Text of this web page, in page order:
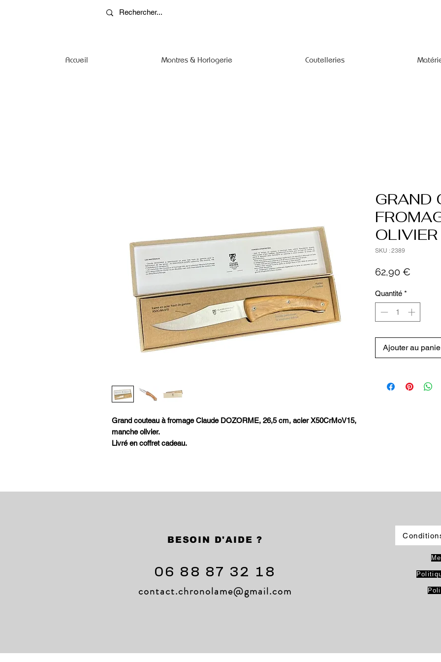
Accueil Montres & Horlogerie Coutelleries
Grand couteau à fromage Claude DOZORME, 26,5 cm, acier X50CrMoV15,
manche olivier.
Livré en coffret cadeau.
GRAND
OLIVIER
SKU : 2389
62,90 €
Quantité *
Ajouter au
BESOIN D'AIDE ?
06 88 87 32 18
contact.chronolame@gmail.com